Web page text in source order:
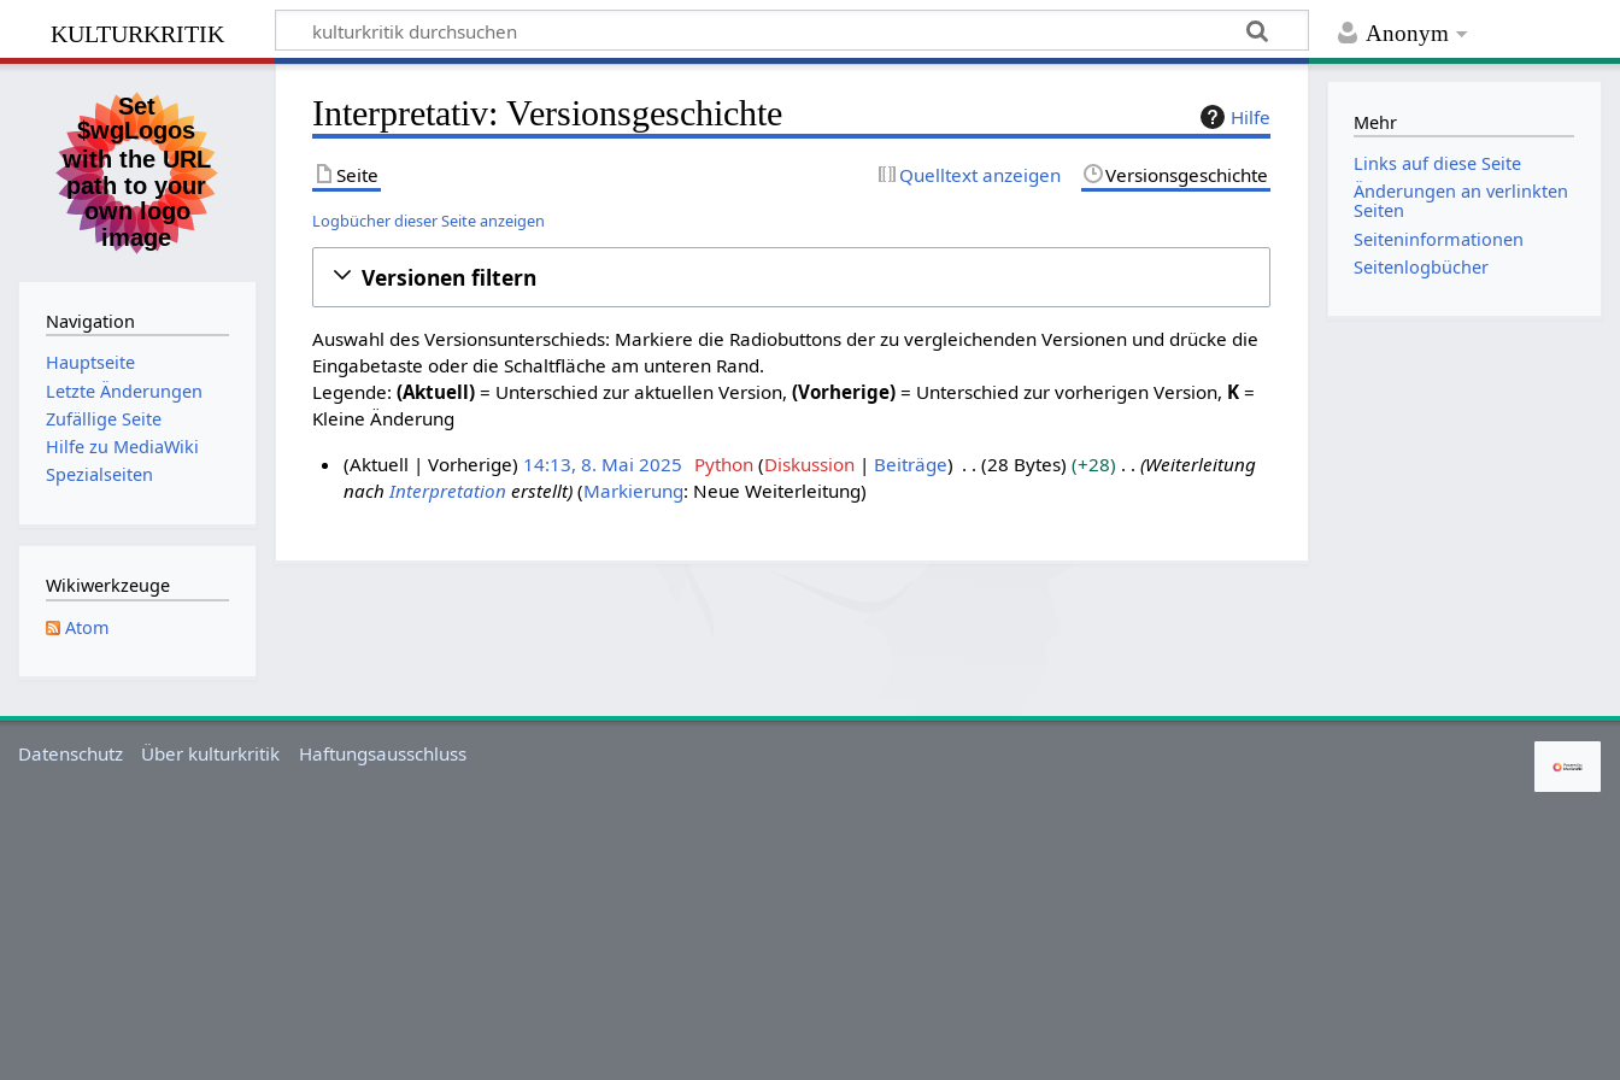
Anonym
kulturkritik
Hilfe
Interpretativ: Versionsgeschichte
Seite Quelltext anzeigen Versionsgeschichte
Logbücher dieser Seite anzeigen
Versionen filtern
Auswahl des Versionsunterschieds: Markiere die Radiobuttons der zu vergleichenden Versionen und drücke die
Eingabetaste oder die Schaltfläche am unteren Rand.
Legende:(Aktuell) = Unterschied zur aktuellen Version,(Vorherige) = Unterschied zur vorherigen Version, K =
Kleine Änderung
5
Aktuell Vorherige 14:13, 8. Mai 2025 Python Diskussion Beiträge 28 Bytes +28
Weiterleitung
nachInterpretation erstellt Markierung: Neue Weiterleitung
Navigation
Hauptseite
Letzte Änderungen
Zufällige Seite
Hilfe zu MediaWiki
Spezialseiten
Wikiwerkzeuge
Atom
Mehr
Links auf diese Seite
Änderungen an verlinkten
Seiten
Seiten­­informationen
Seitenlogbücher
Datenschutz Über kulturkritik Haftungsausschluss